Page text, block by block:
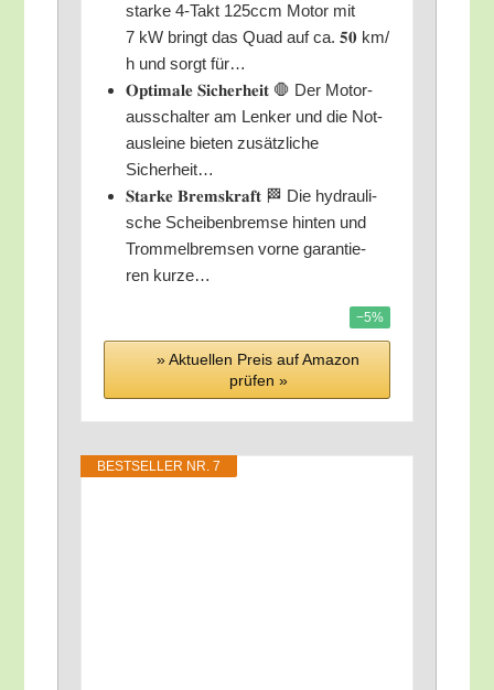
star­ke 4‑Takt 125ccm Motor mit
7 kW bringt das Quad auf ca. 𝟓𝟎 km/​
h und sorgt für…
𝐎𝐩𝐭𝐢𝐦𝐚𝐥𝐞 𝐒𝐢𝐜𝐡𝐞𝐫𝐡𝐞𝐢𝐭 🛑 Der Motor­
aus­schal­ter am Len­ker und die Not­
aus­lei­ne bie­ten zusätz­li­che
Sicherheit…
𝐒𝐭𝐚𝐫𝐤𝐞 𝐁𝐫𝐞𝐦𝐬𝐤𝐫𝐚𝐟𝐭 🏁 Die hydrau­li­
sche Schei­ben­brem­se hin­ten und
Trom­mel­brem­sen vor­ne garan­tie­
ren kurze…
−5%
» Aktu­el­len Preis auf Ama­zon
prü­fen »
BEST­SEL­LER NR. 7